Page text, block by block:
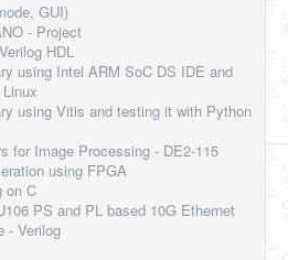
GUI)
- Project
HDL
using Intel ARM SoC DS IDE and
using Vitis and testing it with Python
for Image Processing - DE2-115
using FPGA
on C
PS and PL based 10G Ethernet
- Verilog